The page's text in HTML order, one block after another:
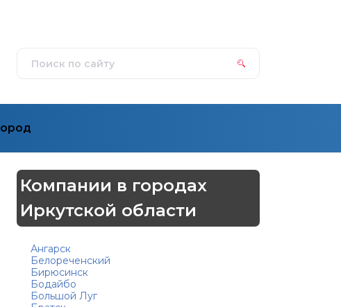
Компании в городах
Иркутской области
Ангарск
Белореченский
Бирюсинск
Бодайбо
Большой Луг